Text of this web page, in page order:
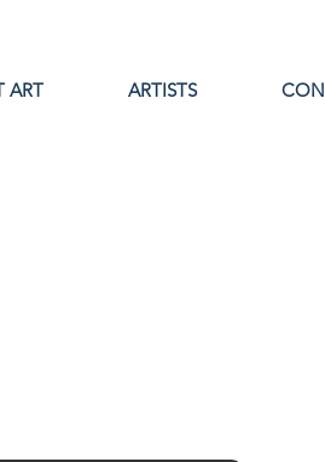
ART ARTISTS